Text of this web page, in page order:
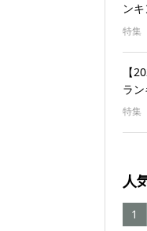
ン
特集
【
ラ
特集
人
1